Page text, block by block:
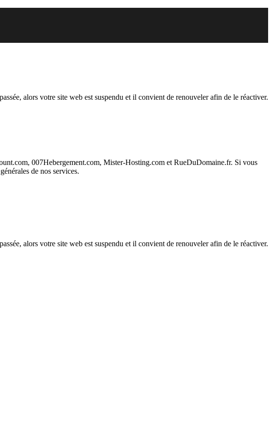
alors votre site web est suspendu et il convient de renouveler afin de le réactiver.
007Hebergement.com, Mister-Hosting.com et RueDuDomaine.fr. Si vous
de nos services.
alors votre site web est suspendu et il convient de renouveler afin de le réactiver.